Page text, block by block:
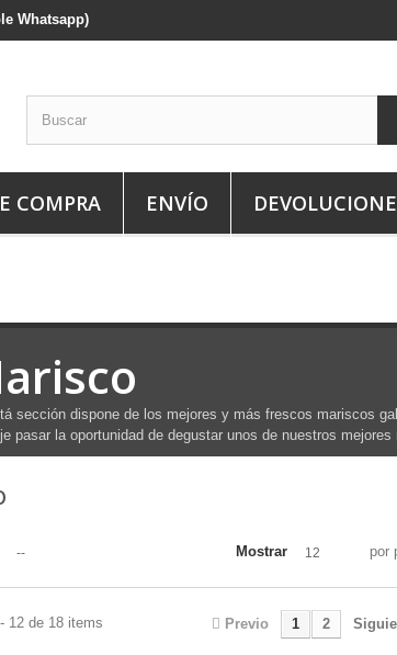
Whatsapp)
COMPRA ENVÍO
sección dispone de los mejores y más frescos mariscos
pasar la oportunidad de degustar unos de nuestros mejores
-- Mostrar 12 por
Previo 1 2
12 de 18 items